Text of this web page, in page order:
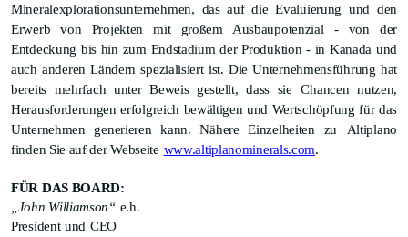
Mineralexplorationsunternehmen, das auf die Evaluierung und den
Erwerb von Projekten mit großem Ausbaupotenzial - von der
Entdeckung bis hin zum Endstadium der Produktion - in Kanada und
auch anderen Ländern spezialisiert ist. Die Unternehmensführung hat
bereits mehrfach unter Beweis gestellt, dass sie
Chancen nutzen,
Herausforderungen erfolgreich bewältigen und Wertschöpfung für das
Unternehmen generieren kann. Nähere Einzelheiten zu
Altiplano
finden Sie auf der Webseite www.altiplanominerals.com.
FÜR DAS BOARD:
„John Williamson“ e.h.
President und CEO